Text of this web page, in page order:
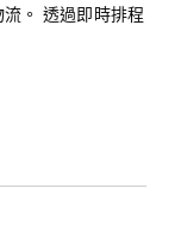
。 透過即時排程